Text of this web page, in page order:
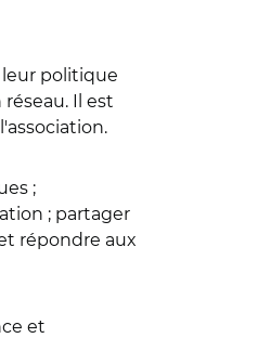
leur politique
Il est
;
; partager
répondre aux
et